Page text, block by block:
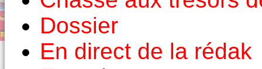
Dossier
En direct de la rédak